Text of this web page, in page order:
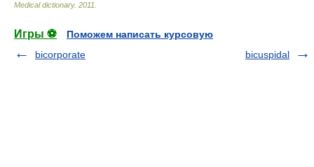
Medical dictionary. 2011
Игры ⚽
Поможем написать курсовую
bicorporate
bicuspidal